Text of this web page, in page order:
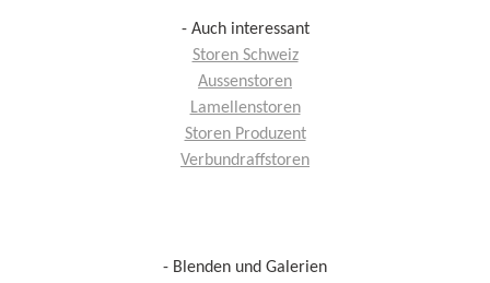
- Auch interessant
Storen Schweiz
Aussenstoren
Lamellenstoren
Storen Produzent
Verbundraffstoren
- Blenden und Galerien